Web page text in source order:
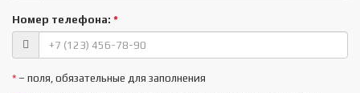
Номер телефона: *
* – поля, обязательные для заполнения